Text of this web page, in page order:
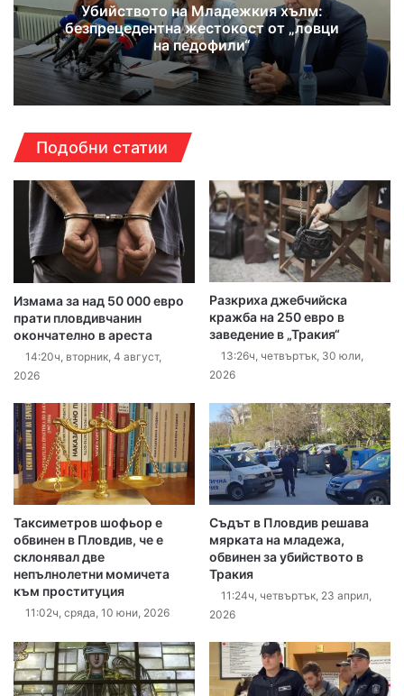
Убийството на Младежкия хълм:
безпрецедентна жестокост от „ловци
на педофили“
Подобни статии
Измама за над 50 000 евро
прати пловдивчанин
окончателно в ареста
14:20ч, вторник, 4 август,
2026
Разкриха джебчийска
кражба на 250 евро в
заведение в „Тракия“
13:26ч, четвъртък, 30 юли,
2026
Таксиметров шофьор е
обвинен в Пловдив, че е
склонявал две
непълнолетни момичета
към проституция
11:02ч, сряда, 10 юни, 2026
Съдът в Пловдив решава
мярката на младежа,
обвинен за убийството в
Тракия
11:24ч, четвъртък, 23 април,
2026